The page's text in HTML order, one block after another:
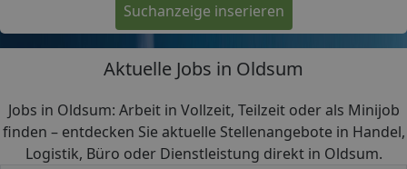
Suchanzeige inserieren
Aktuelle Jobs in Oldsum
Jobs in Oldsum: Arbeit in Vollzeit, Teilzeit oder als Minijob
finden – entdecken Sie aktuelle Stellenangebote in Handel,
Logistik, Büro oder Dienstleistung direkt in Oldsum.